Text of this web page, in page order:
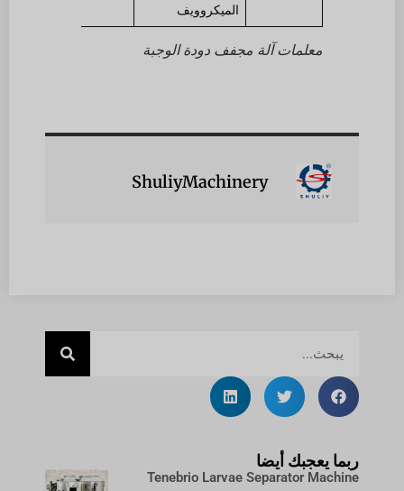
الميكروويف
معلمات آلة مجفف دودة الوجبة
ShuliyMachinery
ربما يعجبك أيضا
Tenebrio Larvae Separator Machine